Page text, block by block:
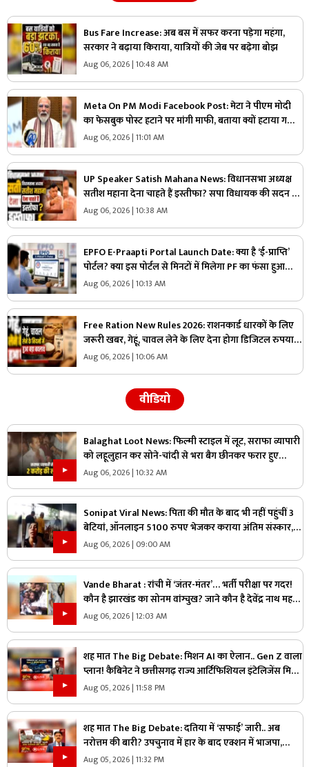
Bus Fare Increase: अब बस में सफर करना पड़ेगा महंगा,
सरकार ने बढ़ाया किराया, यात्रियों की जेब पर बढ़ेगा बोझ
Aug 06, 2026 | 10:48 AM
Meta On PM Modi Facebook Post: मेटा ने पीएम मोदी
का फेसबुक पोस्ट हटाने पर मांगी माफी, बताया क्यों हटाया गया
था
Aug 06, 2026 | 11:01 AM
UP Speaker Satish Mahana News: विधानसभा अध्यक्ष
सतीश महाना देना चाहते हैं इस्तीफा? सपा विधायक की सदन में
ऐसी हरकत से हुए आहत, सदस्यता खत्म करने की भी दी थी
Aug 06, 2026 | 10:38 AM
EPFO E-Praapti Portal Launch Date: क्या है ‘ई-प्राप्ति’
पोर्टल? क्या इस पोर्टल से मिनटों में मिलेगा PF का फंसा हुआ
पैसा? जानिए कब से मिलेगी यह बड़ी सुविधा
Aug 06, 2026 | 10:13 AM
Free Ration New Rules 2026: राशनकार्ड धारकों के लिए
जरूरी खबर, गेहूं, चावल लेने के लिए देना होगा डिजिटल रुपया,
खाद्य मंत्री ने दी जानकारी
Aug 06, 2026 | 10:06 AM
वीडियो
Balaghat Loot News: फिल्मी स्टाइल में लूट, सराफा व्यापारी
को लहूलुहान कर सोने-चांदी से भरा बैग छीनकर फरार हुए
बदमाश, पूरे शहर में नाकेबंदी
Aug 06, 2026 | 10:32 AM
Sonipat Viral News: पिता की मौत के बाद भी नहीं पहुंचीं 3
बेटियां, ऑनलाइन 5100 रुपए भेजकर कराया अंतिम संस्कार,
वीडियो कॉल पर बोली- “अभी और कितना टाइम लगेगा?”
Aug 06, 2026 | 09:00 AM
Vande Bharat : रांची में ‘जंतर-मंतर’… भर्ती परीक्षा पर गदर!
कौन है झारखंड का सोनम वांग्चुख? जाने कौन है देवेंद्र नाथ महतो
?
Aug 06, 2026 | 12:03 AM
शह मात The Big Debate: मिशन AI का ऐलान.. Gen Z वाला
प्लान! कैबिनेट ने छत्तीसगढ़ राज्य आर्टिफिशियल इंटेलिजेंस मिशन
को दी मंजूरी, क्या Gen Z को ध्यान में रखकर तैयार किया गया
प्लान?
Aug 05, 2026 | 11:58 PM
शह मात The Big Debate: दतिया में ‘सफाई’ जारी.. अब
नरोत्तम की बारी? उपचुनाव में हार के बाद एक्शन में भाजपा,
लोकल बॉडी की सफाई के बाद असली निशाने पर कौन?
Aug 05, 2026 | 11:32 PM